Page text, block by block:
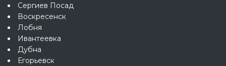
Сергиев Посад
Воскресенск
Лобня
Ивантеевка
Дубна
Егорьевск